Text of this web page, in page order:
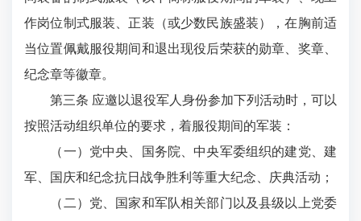
作岗位制式服装、正装（或少数民族盛装），在胸前适
当位置佩戴服役期间和退出现役后荣获的勋章、奖章、
纪念章等徽章。
第三条 应邀以退役军人身份参加下列活动时，可以
按照活动组织单位的要求，着服役期间的军装：
（一）党中央、国务院、中央军委组织的建党、建
军、国庆和纪念抗日战争胜利等重大纪念、庆典活动；
（二）党、国家和军队相关部门以及县级以上党委